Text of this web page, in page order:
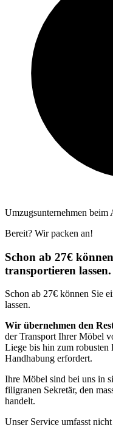
Umzugsunternehmen beim
Bereit? Wir packen an!
Schon ab 27€
transportieren
Schon ab 27€ können Sie
lassen.
Wir übernehmen den
der Transport Ihrer Möbel
Liege bis hin zum
Handhabung erfordert.
Ihre Möbel sind bei uns in
filigranen Sekretär, den
handelt.
Unser Service umfasst